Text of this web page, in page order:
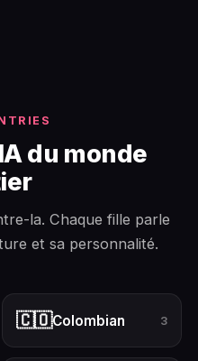
du monde
la. Chaque fille parle
et sa personnalité.
🇨🇴Colombian 3